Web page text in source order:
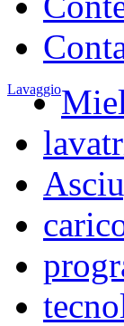
Lavaggio